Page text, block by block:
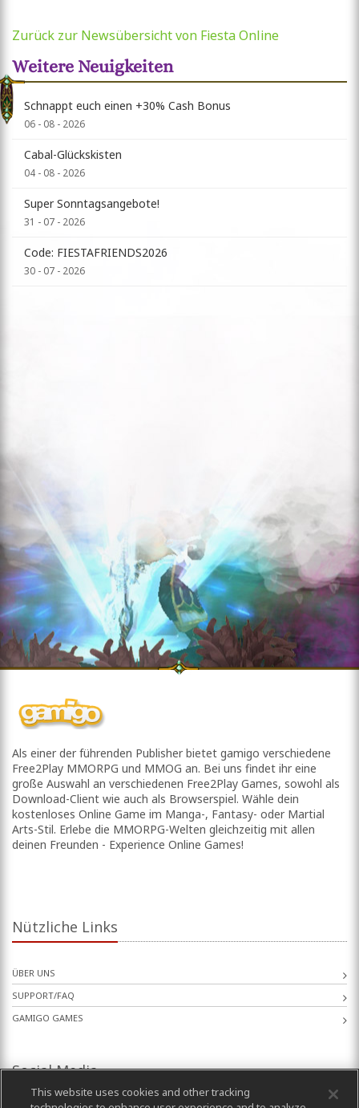
Zurück zur Newsübersicht von Fiesta Online
Weitere Neuigkeiten
Schnappt euch einen +30% Cash Bonus
06 - 08 - 2026
Cabal-Glückskisten
04 - 08 - 2026
Super Sonntagsangebote!
31 - 07 - 2026
Code: FIESTAFRIENDS2026
30 - 07 - 2026
Als einer der führenden Publisher bietet gamigo verschiedene
Free2Play MMORPG und MMOG an. Bei uns findet ihr eine
große Auswahl an verschiedenen Free2Play Games, sowohl als
Download-Client wie auch als Browserspiel. Wähle dein
kostenloses Online Game im Manga-, Fantasy- oder Martial
Arts-Stil. Erlebe die MMORPG-Welten gleichzeitig mit allen
deinen Freunden - Experience Online Games!
Nützliche Links
ÜBER UNS
SUPPORT/FAQ
GAMIGO GAMES
Social Media
This website uses cookies and other tracking